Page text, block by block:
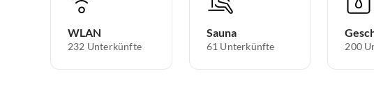
WLAN
232 Unterkünfte
Sauna
61 Unterkünfte 200